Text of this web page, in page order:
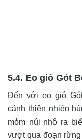
5.4. Eo gió Gót
Đến với eo gió
cảnh thiên nhiên
mỏm núi nhô ra
vượt qua đoạn